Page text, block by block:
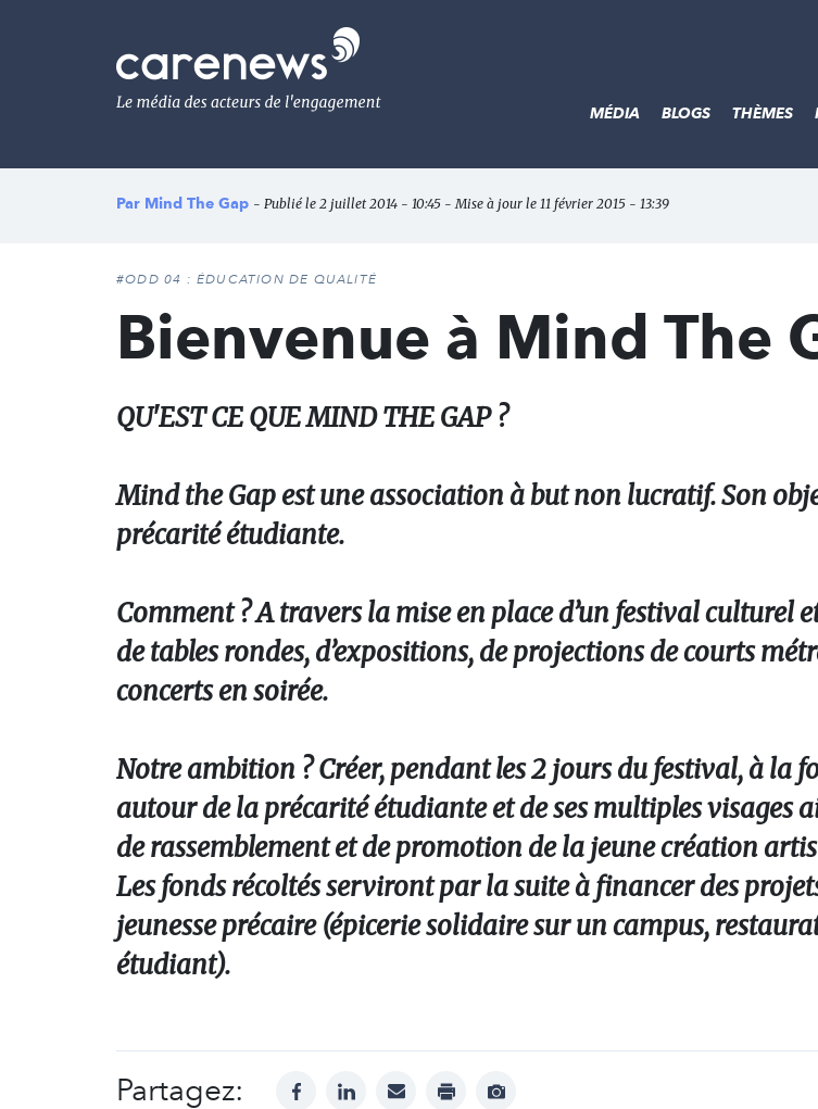
Le
média
de
l'engagement
MÉDIA BLOGS THÈMES
Par Mind The Gap - Publié le 2 juillet 2014 - 10:45 - Mise à jour le 11 février 2015 - 13:39
#ODD 04 : ÉDUCATION DE QUALITÉ
Bienvenue à Mind The
QU'EST CE QUE MIND THE GAP ?
Mind the Gap est une association à but non lucratif. Son
précarité étudiante.
Comment ? A travers la mise en place d’un festival culturel
de tables rondes, d’expositions, de projections de courts
concerts en soirée.
Notre ambition ? Créer, pendant les 2 jours du festival, à la
autour de la précarité étudiante et de ses multiples visages
de rassemblement et de promotion de la jeune création
Les fonds récoltés serviront par la suite à financer des
jeunesse précaire (épicerie solidaire sur un campus,
étudiant).
Partagez: facebooklinkedinmail print
Afficher